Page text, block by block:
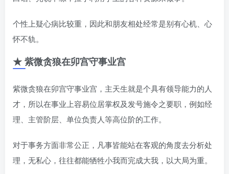
个性上疑心病比较重，因此和朋友相处经常是别有心机、心
怀不轨。
★ 紫微贪狼在卯宫守事业宫
紫微贪狼在卯宫守事业宫，主天生就是个具有领导能力的人
才，所以在事业上容易位居掌权及发号施令之要职，例如经
理、主管阶层、单位负责人等高位阶的工作。
对于事务方面非常公正，凡事皆能站在客观的角度去分析处
理，无私心，往往都能牺牲小我而完成大我，以大局为重。